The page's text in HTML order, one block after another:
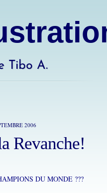
Tibo A.
2006
Revanche!
DU MONDE ???